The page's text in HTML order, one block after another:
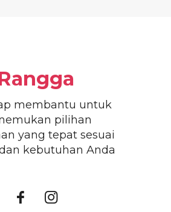
membantu untuk
pilihan
yang tepat sesuai
kebutuhan Anda